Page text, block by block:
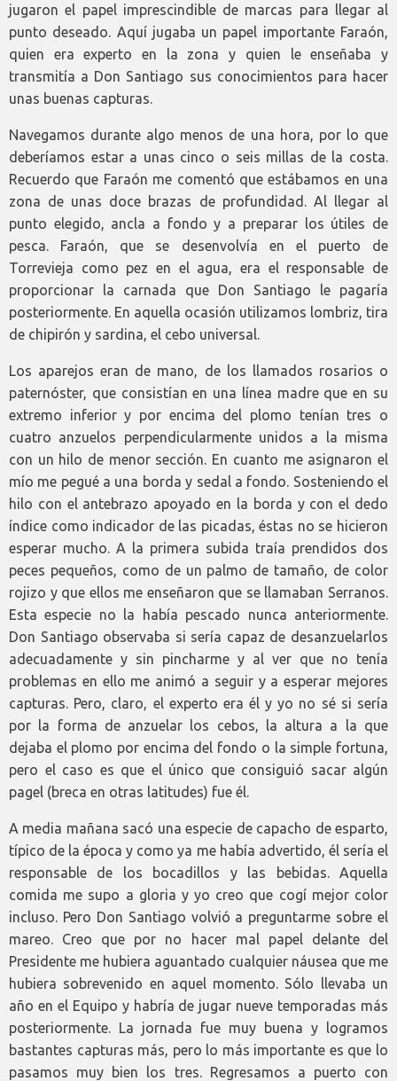
jugaron el papel imprescindible de marcas para llegar al
punto deseado. Aquí jugaba un papel importante Faraón,
quien era experto en la zona y quien le enseñaba y
transmitía a Don Santiago sus conocimientos para hacer
unas buenas capturas.
Navegamos durante algo menos de una hora, por lo que
deberíamos estar a unas cinco o seis millas de la costa.
Recuerdo que Faraón me comentó que estábamos en una
zona de unas doce brazas de profundidad. Al llegar al
punto elegido, ancla a fondo y a preparar los útiles de
pesca. Faraón, que se desenvolvía en el puerto de
Torrevieja como pez en el agua, era el responsable de
proporcionar la carnada que Don Santiago le pagaría
posteriormente. En aquella ocasión utilizamos lombriz, tira
de chipirón y sardina, el cebo universal.
Los aparejos eran de mano, de los llamados rosarios o
paternóster, que consistían en una línea madre que en su
extremo inferior y por encima del plomo tenían tres o
cuatro anzuelos perpendicularmente unidos a la misma
con un hilo de menor sección. En cuanto me asignaron el
mío me pegué a una borda y sedal a fondo. Sosteniendo el
hilo con el antebrazo apoyado en la borda y con el dedo
índice como indicador de las picadas, éstas no se hicieron
esperar mucho. A la primera subida traía prendidos dos
peces pequeños, como de un palmo de tamaño, de color
rojizo y que ellos me enseñaron que se llamaban Serranos.
Esta especie no la había pescado nunca anteriormente.
Don Santiago observaba si sería capaz de desanzuelarlos
adecuadamente y sin pincharme y al ver que no tenía
problemas en ello me animó a seguir y a esperar mejores
capturas. Pero, claro, el experto era él y yo no sé si sería
por la forma de anzuelar los cebos, la altura a la que
dejaba el plomo por encima del fondo o la simple fortuna,
pero el caso es que el único que consiguió sacar algún
pagel (breca en otras latitudes) fue él.
A media mañana sacó una especie de capacho de esparto,
típico de la época y como ya me había advertido, él sería el
responsable de los bocadillos y las bebidas. Aquella
comida me supo a gloria y yo creo que cogí mejor color
incluso. Pero Don Santiago volvió a preguntarme sobre el
mareo. Creo que por no hacer mal papel delante del
Presidente me hubiera aguantado cualquier náusea que me
hubiera sobrevenido en aquel momento. Sólo llevaba un
año en el Equipo y habría de jugar nueve temporadas más
posteriormente. La jornada fue muy buena y logramos
bastantes capturas más, pero lo más importante es que lo
pasamos muy bien los tres. Regresamos a puerto con